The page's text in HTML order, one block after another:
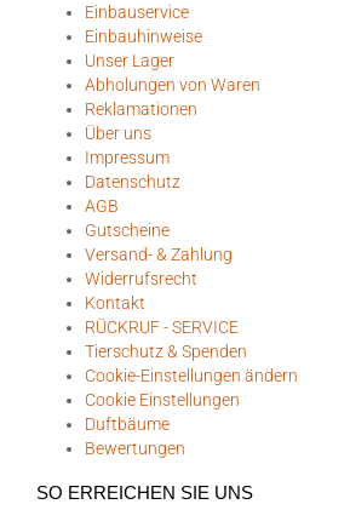
Einbauservice
Einbauhinweise
Unser Lager
Abholungen von Waren
Reklamationen
Über uns
Impressum
Datenschutz
AGB
Gutscheine
Versand- & Zahlung
Widerrufsrecht
Kontakt
RÜCKRUF - SERVICE
Tierschutz & Spenden
Cookie-Einstellungen ändern
Cookie Einstellungen
Duftbäume
Bewertungen
SO ERREICHEN SIE UNS